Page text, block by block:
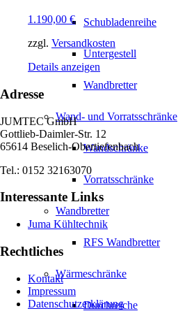
Schubladenreihe
Untergestell
Wandbretter
Wand- und Vorratsschränke
Wandschränke
Vorratsschränke
Wandbretter
RFS Wandbretter
Wärmeschränke
Durchreiche
1.190,00 €
zzgl. Versandkosten
Details anzeigen
Adresse
JUMTEC GmbH
Gottlieb-Daimler-Str. 12
65614 Beselich-Obertiefenbach
Tel.: 0152 32163070
Interessante Links
Juma Kühltechnik
Rechtliches
Kontakt
Impressum
Datenschutzerklärung